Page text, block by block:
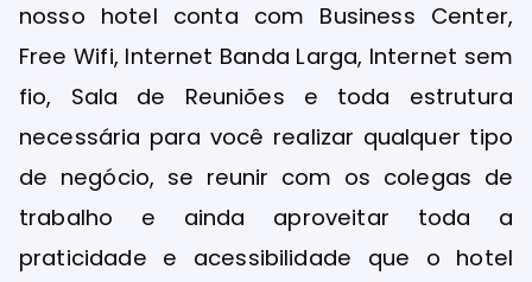
nosso hotel conta com Business Center,
Free Wifi, Internet Banda Larga, Internet sem
fio, Sala de Reuniões e toda estrutura
necessária para você realizar qualquer tipo
de negócio, se reunir com os colegas de
trabalho e ainda aproveitar toda a
praticidade e acessibilidade que o hotel